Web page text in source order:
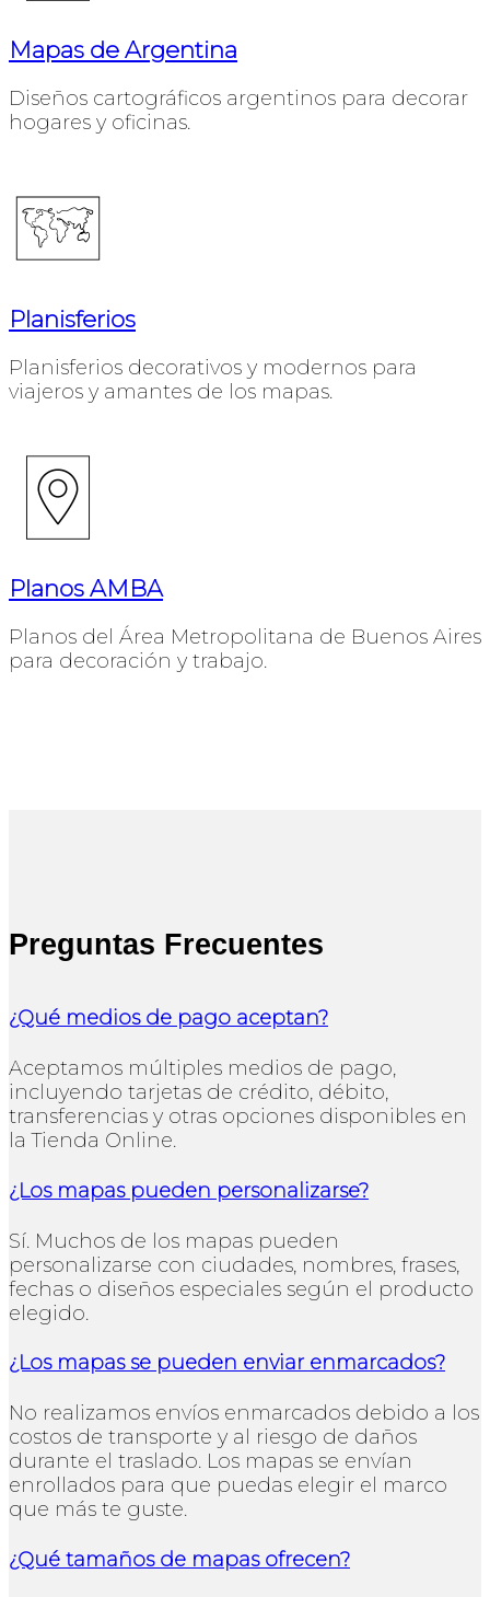
Mapas de Argentina
Diseños cartográficos argentinos para decorar
hogares y oficinas.
Planisferios
Planisferios decorativos y modernos para
viajeros y amantes de los mapas.
Planos AMBA
Planos del Área Metropolitana de Buenos Aires
para decoración y trabajo.
Preguntas Frecuentes
¿Qué medios de pago aceptan?
Aceptamos múltiples medios de pago,
incluyendo tarjetas de crédito, débito,
transferencias y otras opciones disponibles en
la Tienda Online.
¿Los mapas pueden personalizarse?
Sí. Muchos de los mapas pueden
personalizarse con ciudades, nombres, frases,
fechas o diseños especiales según el producto
elegido.
¿Los mapas se pueden enviar enmarcados?
No realizamos envíos enmarcados debido a los
costos de transporte y al riesgo de daños
durante el traslado. Los mapas se envían
enrollados para que puedas elegir el marco
que más te guste.
¿Qué tamaños de mapas ofrecen?